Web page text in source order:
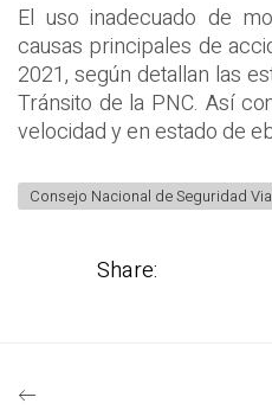
El uso inadecuado de
causas principales de
2021, según detallan las
Tránsito de la PNC. Así
velocidad y en estado de
Consejo Nacional de Seguridad
Share: